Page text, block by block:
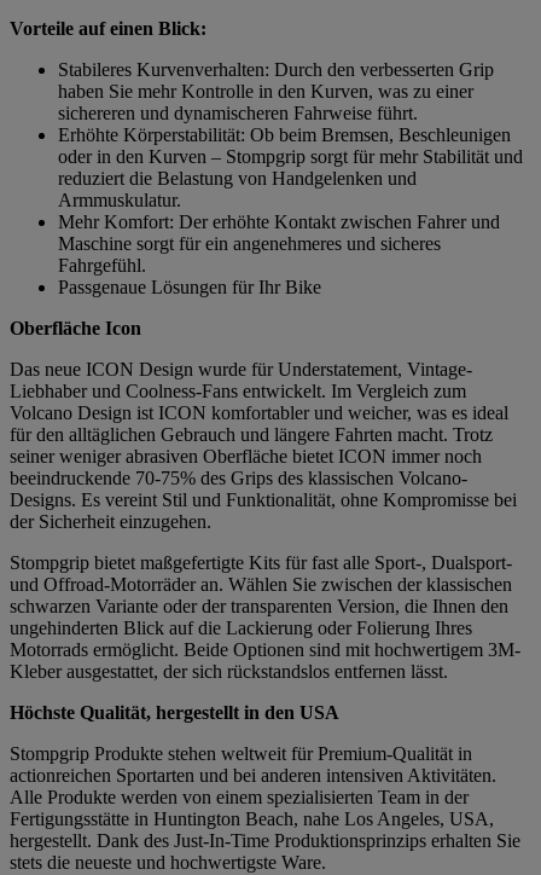
Vorteile auf einen Blick:
Stabileres Kurvenverhalten: Durch den verbesserten Grip
haben Sie mehr Kontrolle in den Kurven, was zu einer
sichereren und dynamischeren Fahrweise führt.
Erhöhte Körperstabilität: Ob beim Bremsen, Beschleunigen
oder in den Kurven – Stompgrip sorgt für mehr Stabilität und
reduziert die Belastung von Handgelenken und
Armmuskulatur.
Mehr Komfort: Der erhöhte Kontakt zwischen Fahrer und
Maschine sorgt für ein angenehmeres und sicheres
Fahrgefühl.
Passgenaue Lösungen für Ihr Bike
Oberfläche Icon
Das neue ICON Design wurde für Understatement, Vintage-
Liebhaber und Coolness-Fans entwickelt. Im Vergleich zum
Volcano Design ist ICON komfortabler und weicher, was es ideal
für den alltäglichen Gebrauch und längere Fahrten macht. Trotz
seiner weniger abrasiven Oberfläche bietet ICON immer noch
beeindruckende 70-75% des Grips des klassischen Volcano-
Designs. Es vereint Stil und Funktionalität, ohne Kompromisse bei
der Sicherheit einzugehen.
Stompgrip bietet maßgefertigte Kits für fast alle Sport-, Dualsport-
und Offroad-Motorräder an. Wählen Sie zwischen der klassischen
schwarzen Variante oder der transparenten Version, die Ihnen den
ungehinderten Blick auf die Lackierung oder Folierung Ihres
Motorrads ermöglicht. Beide Optionen sind mit hochwertigem 3M-
Kleber ausgestattet, der sich rückstandslos entfernen lässt.
Höchste Qualität, hergestellt in den USA
Stompgrip Produkte stehen weltweit für Premium-Qualität in
actionreichen Sportarten und bei anderen intensiven Aktivitäten.
Alle Produkte werden von einem spezialisierten Team in der
Fertigungsstätte in Huntington Beach, nahe Los Angeles, USA,
hergestellt. Dank des Just-In-Time Produktionsprinzips erhalten Sie
stets die neueste und hochwertigste Ware.